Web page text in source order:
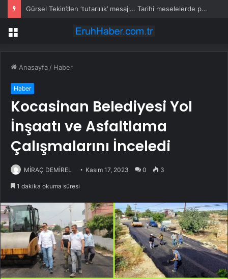
Gürsel Tekin’den ‘tutarlılık’ mesajı… Tarihi meselelerde pusula net olmalı
Menü
Anasayfa / Haber
Haber
Kocasinan Belediyesi Yol
İnşaatı ve Asfaltlama
Çalışmalarını İnceledi
MİRAÇ DEMİREL Kasım 17, 2023 0 3
1 dakika okuma süresi